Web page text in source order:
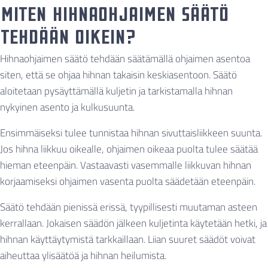
Miten hihnaohjaimen säätö
tehdään oikein?
Hihnaohjaimen säätö tehdään säätämällä ohjaimen asentoa
siten, että se ohjaa hihnan takaisin keskiasentoon. Säätö
aloitetaan pysäyttämällä kuljetin ja tarkistamalla hihnan
nykyinen asento ja kulkusuunta.
Ensimmäiseksi tulee tunnistaa hihnan sivuttaisliikkeen suunta.
Jos hihna liikkuu oikealle, ohjaimen oikeaa puolta tulee säätää
hieman eteenpäin. Vastaavasti vasemmalle liikkuvan hihnan
korjaamiseksi ohjaimen vasenta puolta säädetään eteenpäin.
Säätö tehdään pienissä erissä, tyypillisesti muutaman asteen
kerrallaan. Jokaisen säädön jälkeen kuljetinta käytetään hetki, ja
hihnan käyttäytymistä tarkkaillaan. Liian suuret säädöt voivat
aiheuttaa ylisäätöä ja hihnan heilumista.